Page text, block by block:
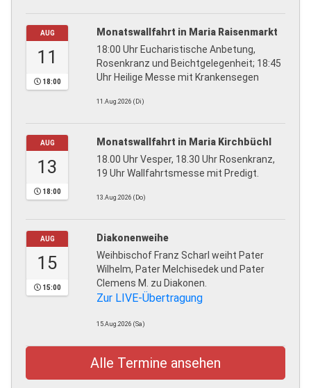
AUG
11
18:00
Monatswallfahrt in Maria Raisenmarkt
18:00 Uhr Eucharistische Anbetung,
Rosenkranz und Beichtgelegenheit; 18:45
Uhr Heilige Messe mit Krankensegen
11.Aug.2026 (Di)
AUG
13
18:00
Monatswallfahrt in Maria Kirchbüchl
18.00 Uhr Vesper, 18.30 Uhr Rosenkranz,
19 Uhr Wallfahrtsmesse mit Predigt.
13.Aug.2026 (Do)
AUG
15
15:00
Diakonenweihe
Weihbischof Franz Scharl weiht Pater
Wilhelm, Pater Melchisedek und Pater
Clemens M. zu Diakonen.
Zur LIVE-Übertragung
15.Aug.2026 (Sa)
Alle Termine ansehen